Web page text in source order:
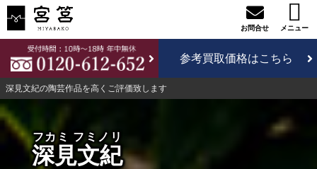
深見文紀の陶芸作品を高くご評価致します
参考買取価格はこちら
深見文紀
フカミ フミノリ